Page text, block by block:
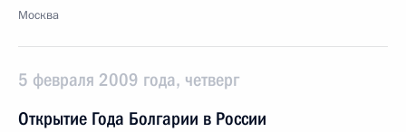
Москва
5 февраля 2009 года, четверг
Открытие Года Болгарии в России